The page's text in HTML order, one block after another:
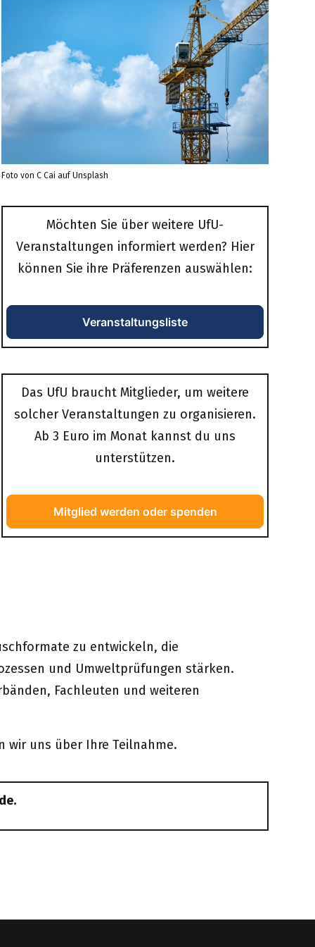
Foto von C Cai auf Unsplash
Möchten Sie über weitere UfU-
Veranstaltungen informiert werden? Hier
können Sie ihre Präferenzen auswählen:
Veranstaltungsliste
Das UfU braucht Mitglieder, um weitere
solcher Veranstaltungen zu organisieren.
Ab 3 Euro im Monat kannst du uns
unterstützen.
Mitglied werden oder spenden
zu entwickeln, die
und Umweltprüfungen stärken.
Fachleuten und weiteren
wir uns über Ihre Teilnahme.